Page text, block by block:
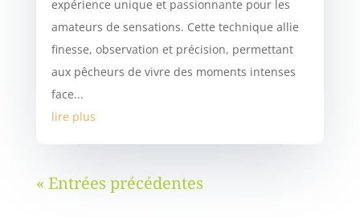
expérience unique et passionnante pour les
amateurs de sensations. Cette technique allie
finesse, observation et précision, permettant
aux pêcheurs de vivre des moments intenses
face...
lire plus
« Entrées précédentes